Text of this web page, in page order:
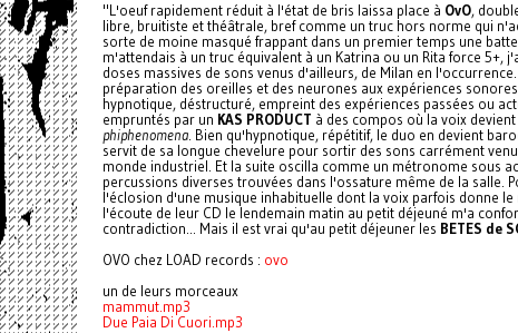
"L'oeuf rapidement réduit à l'état de bris laissa place à OvO,
libre, bruitiste et théâtrale, bref comme un truc hors norme qui
sorte de moine masqué frappant dans un premier temps une
m'attendais à un truc équivalent à un Katrina ou un Rita force
doses massives de sons venus d'ailleurs, de Milan en
préparation des oreilles et des neurones aux expériences
hypnotique, déstructuré, empreint des expériences passées ou
empruntés par un KAS PRODUCT à des compos où la voix
phiphenomena . Bien qu'hypnotique, répétitif, le duo en devient
servit de sa longue chevelure pour sortir des sons carrément
monde industriel. Et la suite oscilla comme un métronome sous
percussions diverses trouvées dans l'ossature même de la salle.
l'éclosion d'une musique inhabituelle dont la voix parfois donne
l'écoute de leur CD le lendemain matin au petit déjeuné m'a
contradiction... Mais il est vrai qu'au petit déjeuner les BETES de
OVO chez LOAD records : ovo
un de leurs morceaux
mammut.mp3
Due Paia Di Cuori.mp3